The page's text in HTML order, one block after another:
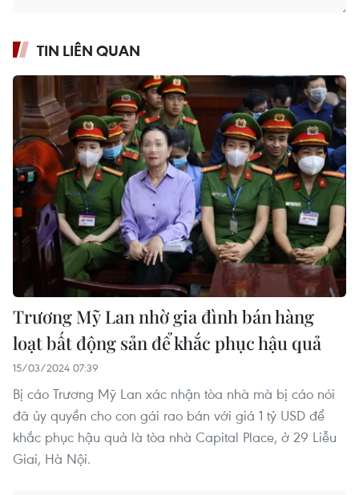
TIN LIÊN QUAN
Trương Mỹ Lan nhờ gia đình bán hàng
loạt bất động sản để khắc phục hậu quả
15/03/2024 07:39
Bị cáo Trương Mỹ Lan xác nhận tòa nhà mà bị cáo nói
đã ủy quyền cho con gái rao bán với giá 1 tỷ USD để
khắc phục hậu quả là tòa nhà Capital Place, ở 29 Liễu
Giai, Hà Nội.